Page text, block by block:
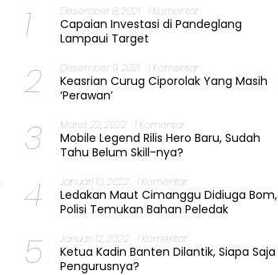
1 Desember 8, 2021 1 Komentar
Capaian Investasi di Pandeglang
Lampaui Target
2 Desember 9, 2021 1 Komentar
Keasrian Curug Ciporolak Yang Masih
‘Perawan’
3 Maret 22, 2022 1 Komentar
Mobile Legend Rilis Hero Baru, Sudah
Tahu Belum Skill-nya?
4 Januari 10, 2022 1 Komentar
Ledakan Maut Cimanggu Didiuga Bom,
Polisi Temukan Bahan Peledak
5 Januari 12, 2022 1 Komentar
Ketua Kadin Banten Dilantik, Siapa Saja
Pengurusnya?